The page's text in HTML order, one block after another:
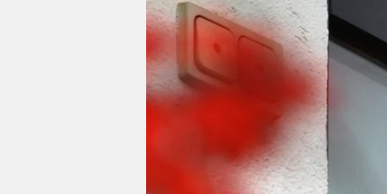
wahrheit
verlag
veranstaltungen